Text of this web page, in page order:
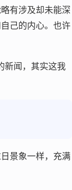
有涉及却未能深
己的内心。也许
新闻，其实这我
景象一样，充满